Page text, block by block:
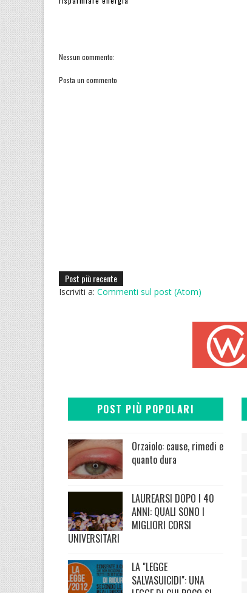
Nessun commento:
Posta un commento
Post più recente
Iscriviti a: Commenti sul post (Atom)
POST PIÙ POPOLARI
Orzaiolo: cause, rimedi e
quanto dura
LAUREARSI DOPO I 40
ANNI: QUALI SONO I
MIGLIORI CORSI
UNIVERSITARI
LA "LEGGE
SALVASUICIDI": UNA